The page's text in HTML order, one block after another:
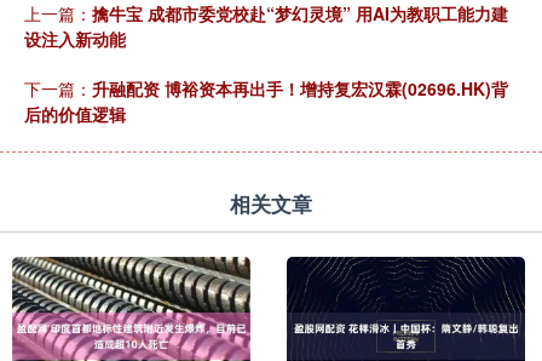
上一篇： 擒牛宝 成都市委党校赴“梦幻灵境” 用AI为教职工能力建
设注入新动能
下一篇： 升融配资 博裕资本再出手！增持复宏汉霖(02696.HK)背
后的价值逻辑
相关文章